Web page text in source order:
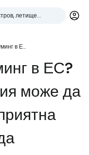
Безплатен роуминг в ЕС? Тези 4 изключения може да се окажат неприятна изненада
в ЕС?
може да